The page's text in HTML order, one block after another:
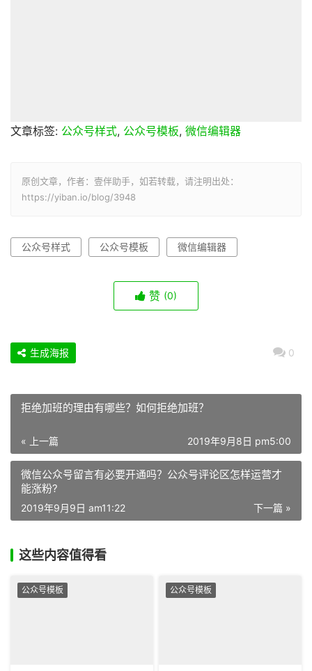
文章标签: 公众号样式, 公众号模板, 微信编辑器
原创文章，作者：壹伴助手，如若转载，请注明出处：
https://yiban.io/blog/3948
公众号样式 公众号模板 微信编辑器
赞 (0)
0
生成海报
拒绝加班的理由有哪些？如何拒绝加班？
« 上一篇 2019年9月8日 pm5:00
微信公众号留言有必要开通吗？公众号评论区怎样运营才
能涨粉?
下一篇 »
2019年9月9日 am11:22
这些内容值得看
公众号模板 公众号模板